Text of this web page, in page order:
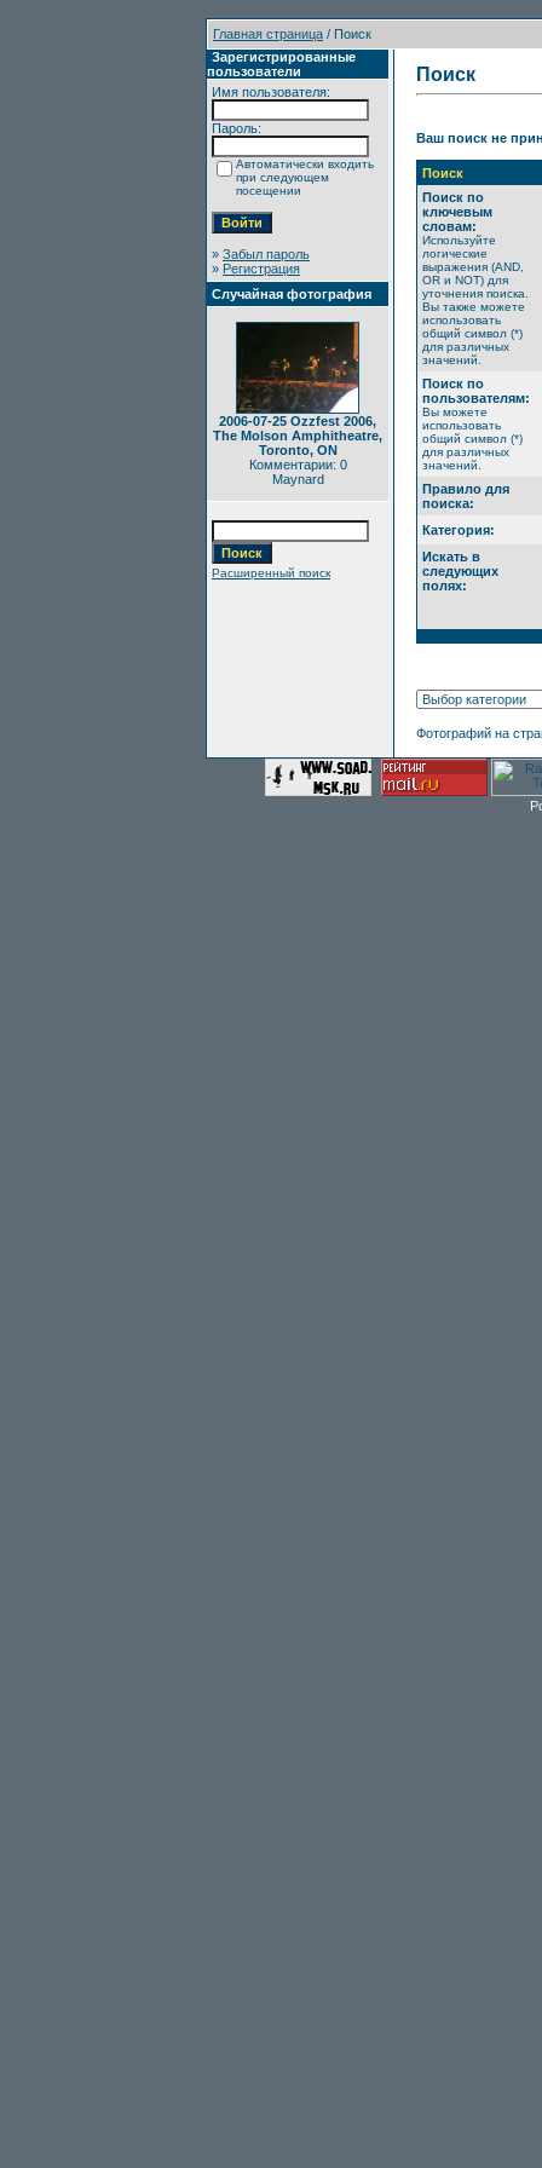
Главная страница / Поиск
Зарегистрированные
пользователи
Имя пользователя:
Пароль:
Автоматически входить
при следующем
посещении
» Забыл пароль
» Регистрация
Случайная фотография
2006-07-25 Ozzfest 2006,
The Molson Amphitheatre,
Toronto, ON
Комментарии: 0
Maynard
Расширенный поиск
Поиск
Ваш поиск не
Поиск
Поиск по
ключевым
словам:
Используйте
логические
выражения (AND,
OR и NOT) для
уточнения поиска.
Вы также можете
использовать
общий символ (*)
для различных
значений.
Поиск по
пользователям:
Вы можете
использовать
общий символ (*)
для различных
значений.
Правило для
поиска:
Категория:
Искать в
следующих
полях:
Фотографий на